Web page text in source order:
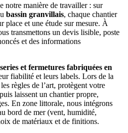
notre manière de travailler : sur
bassin granvillais, chaque chantier
place et une étude sur mesure. À
transmettons un devis lisible, poste
et des informations
et fermetures fabriquées en
fiabilité et leurs labels. Lors de la
règles de l’art, protègent votre
laissent un chantier propre,
En zone littorale, nous intégrons
bord de mer (vent, humidité,
de matériaux et de finitions.